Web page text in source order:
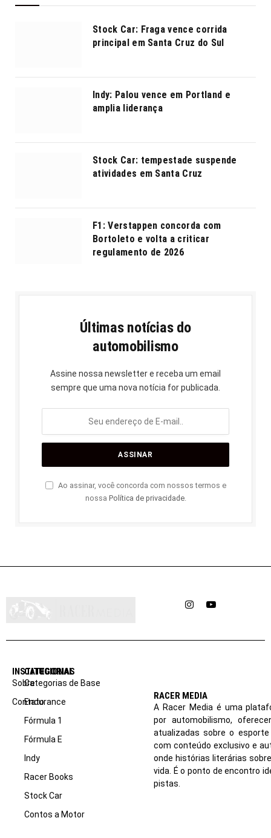
Stock Car: Fraga vence corrida
principal em Santa Cruz do Sul
Indy: Palou vence em Portland e
amplia liderança
Stock Car: tempestade suspende
atividades em Santa Cruz
F1: Verstappen concorda com
Bortoleto e volta a criticar
regulamento de 2026
Últimas notícias do
automobilismo
Assine nossa newsletter e receba um email
sempre que uma nova notícia for publicada.
Ao assinar, você concorda com nossos termos e
nossa Política de privacidade.
InstagramYouTube
INSTITUCIONAL
Sobre
Contato
CATEGORIAS
Categorias de Base
Endurance
Fórmula 1
Fórmula E
Indy
Racer Books
Stock Car
Contos a Motor
RACER MEDIA
A Racer Media é uma
por automobilismo,
atualizadas sobre o
com conteúdo exclusivo e
onde histórias literárias
vida. É o ponto de encontro
pistas.